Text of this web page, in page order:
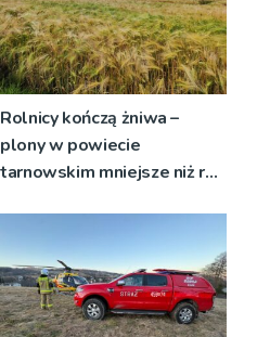
Rolnicy kończą żniwa –
plony w powiecie
tarnowskim mniejsze niż rok